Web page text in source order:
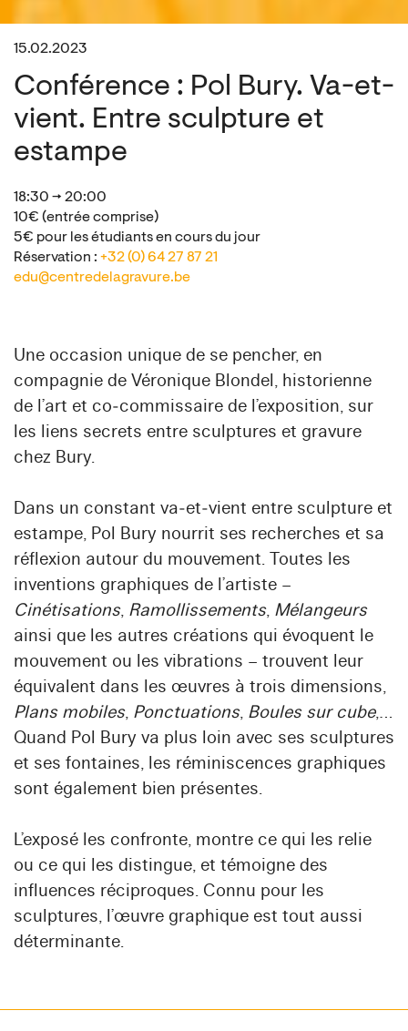
15.02.2023
Conférence : Pol Bury. Va-et-
vient. Entre sculpture et
estampe
18:30 → 20:00
10€ (entrée comprise)
5€ pour les étudiants en cours du jour
Réservation : +32 (0) 64 27 87 21
edu@centredelagravure.be
Une occasion unique de se pencher, en
compagnie de Véronique Blondel, historienne
de l’art et co‑commissaire de l’exposition, sur
les liens secrets entre sculptures et gravure
chez Bury.
Dans un constant va‑et‑vient entre sculpture et
estampe, Pol Bury nourrit ses recherches et sa
réflexion autour du mouvement. Toutes les
inventions graphiques de l’artiste –
Cinétisations, Ramollissements, Mélangeurs
ainsi que les autres créations qui évoquent le
mouvement ou les vibrations – trouvent leur
équivalent dans les œuvres à trois dimensions,
Plans mobiles, Ponctuations, Boules sur cube,…
Quand Pol Bury va plus loin avec ses sculptures
et ses fontaines, les réminiscences graphiques
sont également bien présentes.
L’exposé les confronte, montre ce qui les relie
ou ce qui les distingue, et témoigne des
influences réciproques. Connu pour les
sculptures, l’œuvre graphique est tout aussi
déterminante.